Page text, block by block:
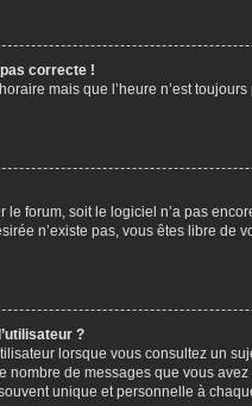
correcte !
mais que l’heure n’est
forum, soit le logiciel n’a pas
n’existe pas, vous êtes libre
?
lorsque vous consultez un
nombre de messages que vous
unique et personnelle à